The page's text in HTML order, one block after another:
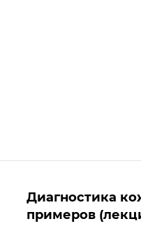
Диагностика
примеров